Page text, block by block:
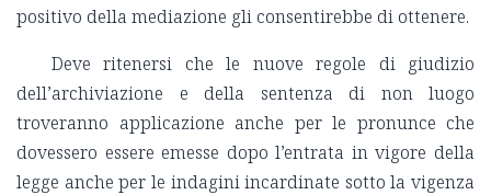
positivo della mediazione gli consentirebbe di ottenere.
Deve ritenersi che le nuove regole di giudizio
dell’archiviazione e della sentenza di non luogo
troveranno applicazione anche per le pronunce che
dovessero essere emesse dopo l’entrata in vigore della
legge anche per le indagini incardinate sotto la vigenza